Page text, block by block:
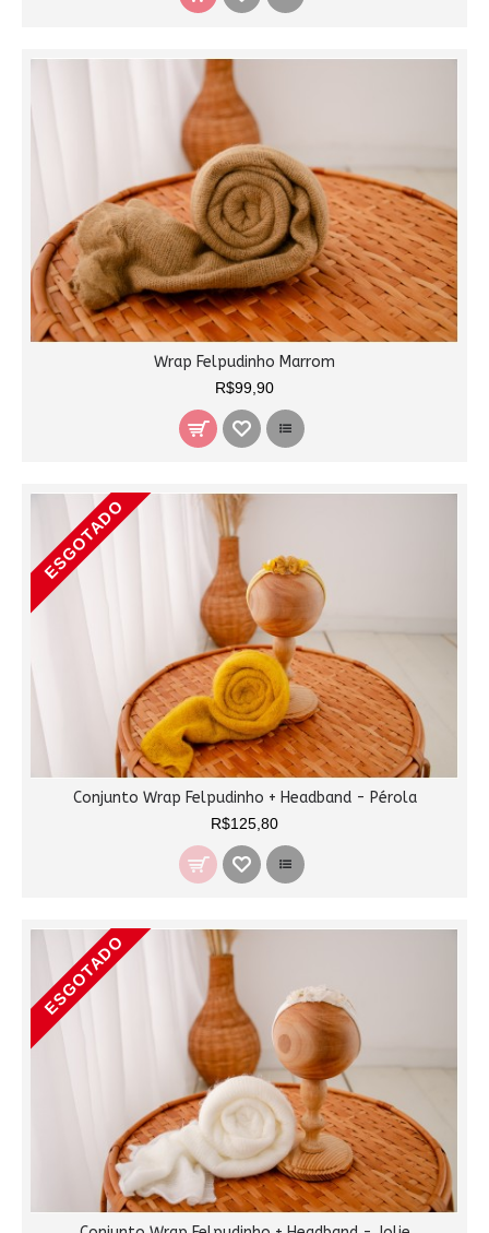
Wrap Felpudinho Marrom
R$99,90
ESGOTADO
Conjunto Wrap Felpudinho + Headband - Pérola
R$125,80
ESGOTADO